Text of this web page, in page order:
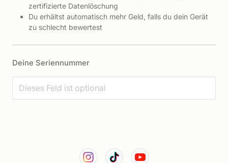
zertifizierte Datenlöschung
Du erhältst automatisch mehr Geld, falls du dein Gerät
zu schlecht bewertest
Deine Seriennummer